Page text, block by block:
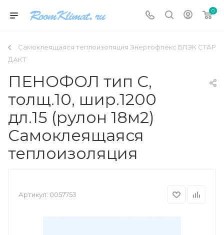
0
Самоклеящаяся теплоизоляция Энергофлекс БЛЭК СТАР
ДАКТ
ПЕНОФОЛ тип C,
толщ.10, шир.1200
дл.15 (рулон 18м2)
Самоклеящаяся
теплоизоляция
Артикул: 0057753